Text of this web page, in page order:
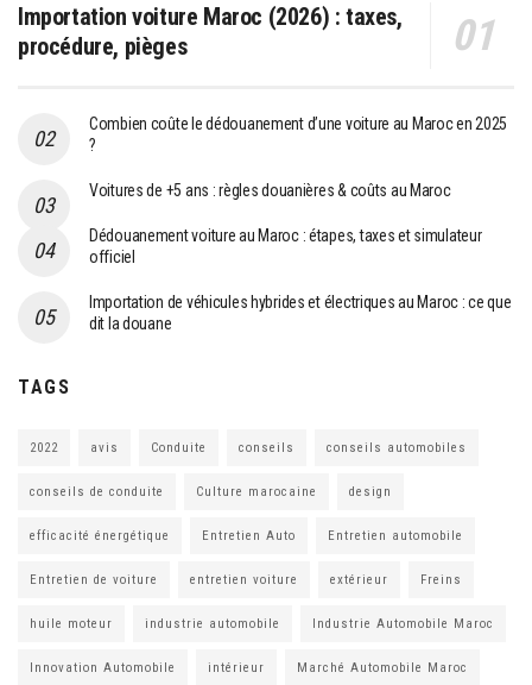
Importation voiture Maroc (2026) : taxes,
procédure, pièges
Combien coûte le dédouanement d’une voiture au Maroc en 2025
?
Voitures de +5 ans : règles douanières & coûts au Maroc
Dédouanement voiture au Maroc : étapes, taxes et simulateur
officiel
Importation de véhicules hybrides et électriques au Maroc : ce que
dit la douane
TAGS
2022 avis Conduite conseils conseils automobiles
conseils de conduite Culture marocaine design
efficacité énergétique Entretien Auto Entretien automobile
Entretien de voiture entretien voiture extérieur Freins
huile moteur industrie automobile Industrie Automobile Maroc
Innovation Automobile intérieur Marché Automobile Maroc